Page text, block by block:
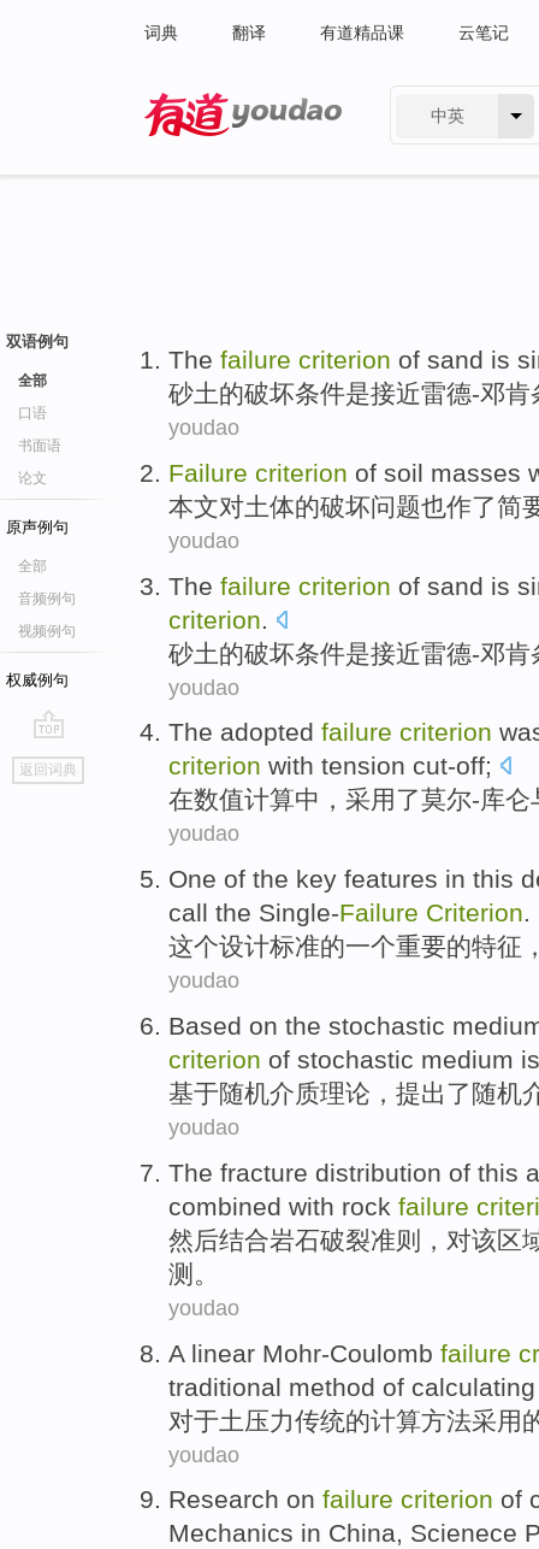
词典 翻译 有道精品课 云笔记
中英
双语例句
全部
口语
书面语
论文
原声例句
全部
音频例句
视频例句
权威例句
go
top
返回词典
The failure criterion of sand is
砂土的破坏条件是接近雷德-邓肯
youdao
Failure criterion of soil masses
本文对土体的破坏问题也作了简
youdao
The failure criterion of sand is
criterion
砂土的破坏条件是接近雷德-邓肯
youdao
The adopted failure criterion
criterion with tension cut-off;
在数值计算中， 采用了莫尔-库仑
youdao
One of the key features in this
call the Single-Failure Criterion.
这个设计标准的一个重要的特征
youdao
Based on the stochastic
criterion of stochastic medium
基于随机介质理论， 提出了随机
youdao
The fracture distribution of this
combined with rock failure
然后结合岩石破裂准则， 对该区
测。
youdao
A linear Mohr-Coulomb failure
traditional method of calculating
对于土压力传统的计算方法采用
youdao
Research on failure criterion of
Mechanics in China, Scienece